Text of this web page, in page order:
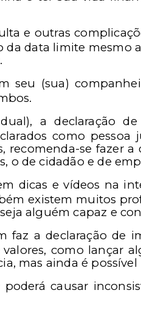
e outras
data limite mesmo
seu (sua)
a declaração de
como pessoa
se fazer a
o de cidadão e de
dicas e vídeos na
existem muitos
alguém capaz e
faz a declaração de
como lançar
mas ainda é possível
causar